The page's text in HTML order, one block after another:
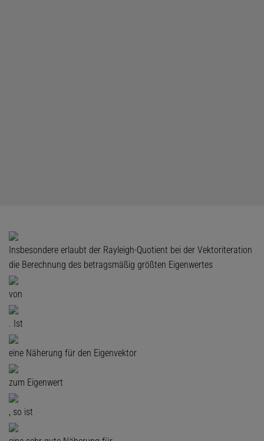
Insbesondere erlaubt der Rayleigh-Quotient bei der Vektoriteration
die Berechnung des betragsmäßig größten Eigenwertes
von
. Ist
eine Näherung für den Eigenvektor
zum Eigenwert
, so ist